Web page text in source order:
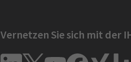
Vernetzen Sie sich mit der